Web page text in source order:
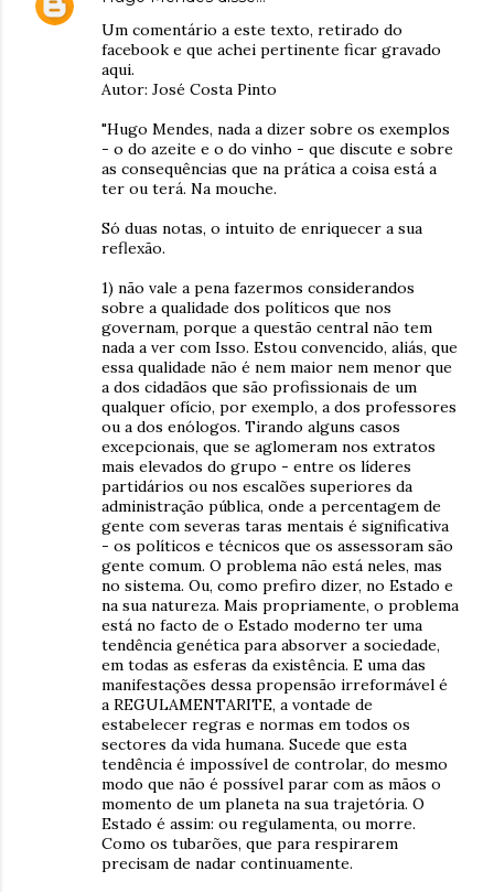
Um comentário a este texto, retirado do
facebook e que achei pertinente ficar gravado
aqui.
Autor: José Costa Pinto
"Hugo Mendes, nada a dizer sobre os exemplos
- o do azeite e o do vinho - que discute e sobre
as consequências que na prática a coisa está a
ter ou terá. Na mouche.
Só duas notas, o intuito de enriquecer a sua
reflexão.
1) não vale a pena fazermos considerandos
sobre a qualidade dos políticos que nos
governam, porque a questão central não tem
nada a ver com Isso. Estou convencido, aliás, que
essa qualidade não é nem maior nem menor que
a dos cidadãos que são profissionais de um
qualquer ofício, por exemplo, a dos professores
ou a dos enólogos. Tirando alguns casos
excepcionais, que se aglomeram nos extratos
mais elevados do grupo - entre os líderes
partidários ou nos escalões superiores da
administração pública, onde a percentagem de
gente com severas taras mentais é significativa
- os políticos e técnicos que os assessoram são
gente comum. O problema não está neles, mas
no sistema. Ou, como prefiro dizer, no Estado e
na sua natureza. Mais propriamente, o problema
está no facto de o Estado moderno ter uma
tendência genética para absorver a sociedade,
em todas as esferas da existência. E uma das
manifestações dessa propensão irreformável é
a REGULAMENTARITE, a vontade de
estabelecer regras e normas em todos os
sectores da vida humana. Sucede que esta
tendência é impossível de controlar, do mesmo
modo que não é possível parar com as mãos o
momento de um planeta na sua trajetória. O
Estado é assim: ou regulamenta, ou morre.
Como os tubarões, que para respirarem
precisam de nadar continuamente.